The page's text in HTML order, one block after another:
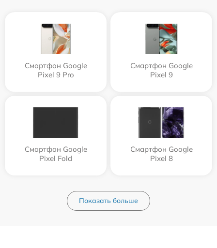
Смартфон Google
Pixel 9 Pro
Смартфон Google
Pixel 9
Смартфон Google
Pixel Fold
Смартфон Google
Pixel 8
Показать больше